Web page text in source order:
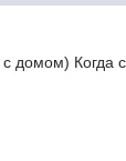
домом) Когда